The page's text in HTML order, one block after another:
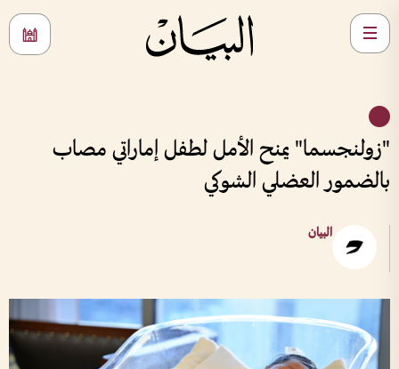
"زولنجسما" يمنح الأمل لطفل إماراتي مصاب
بالضمور العضلي الشوكي
البيان